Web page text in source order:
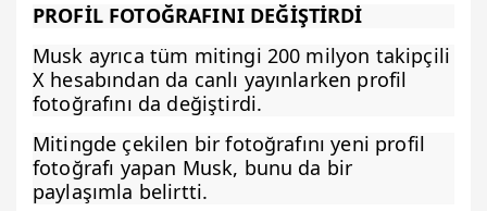
PROFİL FOTOĞRAFINI DEĞİŞTİRDİ
Musk ayrıca tüm mitingi 200 milyon takipçili
X hesabından da canlı yayınlarken profil
fotoğrafını da değiştirdi.
Mitingde çekilen bir fotoğrafını yeni profil
fotoğrafı yapan Musk, bunu da bir
paylaşımla belirtti.